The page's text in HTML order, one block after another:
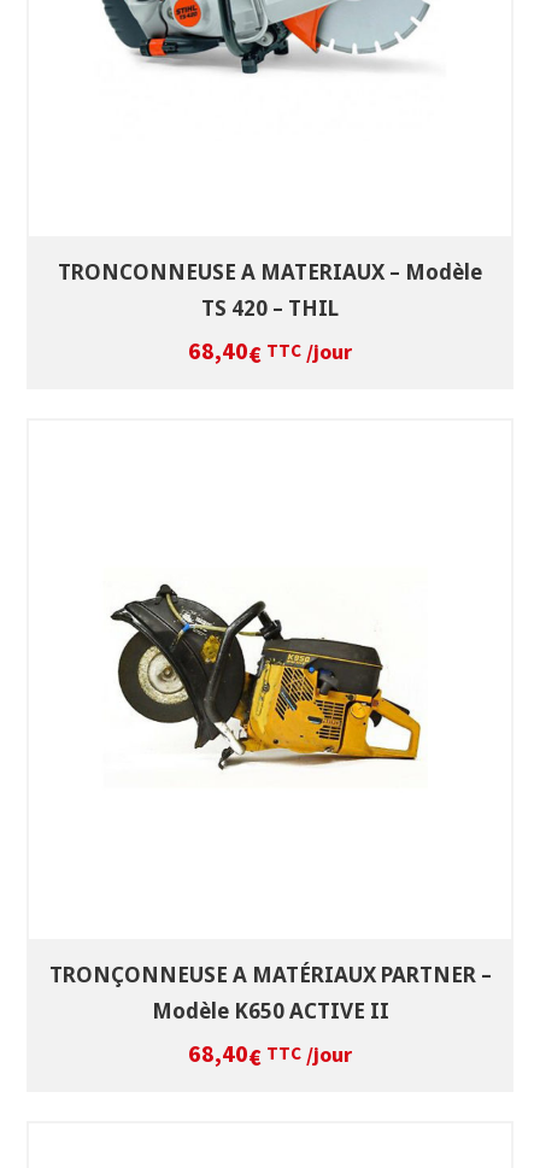
TRONCONNEUSE A MATERIAUX – Modèle
TS 420 – THIL
68,40€ TTC /jour
SÉLECTIONNEZ LES DATES
VOIR LE PRODUIT
TRONÇONNEUSE A MATÉRIAUX PARTNER –
Modèle K650 ACTIVE II
68,40€ TTC /jour